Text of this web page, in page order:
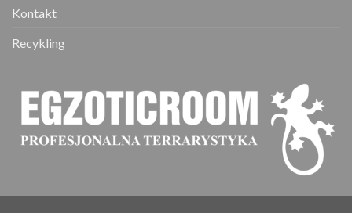
Kontakt
Recykling